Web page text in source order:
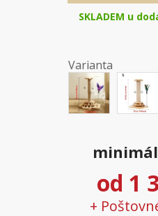
SKLADEM u
Varianta
od 1
+